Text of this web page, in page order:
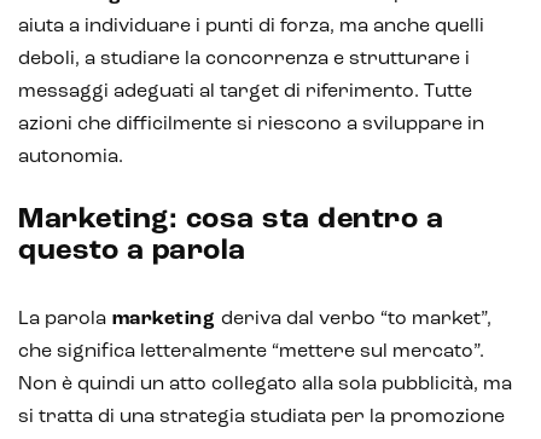
Intelligenza Artificiale e AR VR -
aiuta a individuare i punti di forza, ma anche quelli
deboli, a studiare la concorrenza e strutturare i
messaggi adeguati al target di riferimento. Tutte
azioni che difficilmente si riescono a sviluppare in
autonomia.
Marketing: cosa sta dentro a
questo a parola
La parola marketing deriva dal verbo “to market”,
che significa letteralmente “mettere sul mercato”.
Non è quindi un atto collegato alla sola pubblicità, ma
si tratta di una strategia studiata per la promozione